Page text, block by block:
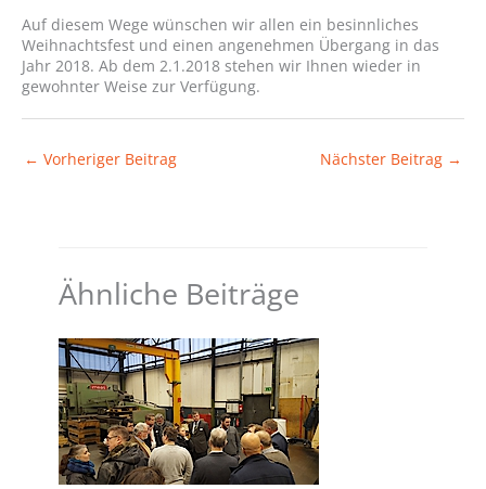
Auf diesem Wege wünschen wir allen ein besinnliches
Weihnachtsfest und einen angenehmen Übergang in das
Jahr 2018. Ab dem 2.1.2018 stehen wir Ihnen wieder in
gewohnter Weise zur Verfügung.
← Vorheriger Beitrag Nächster Beitrag →
Ähnliche Beiträge